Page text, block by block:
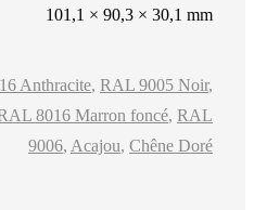
101,1 × 90,3 × 30,1 mm
Anthracite, RAL 9005 Noir,
8016 Marron foncé, RAL
9006, Acajou, Chêne Doré